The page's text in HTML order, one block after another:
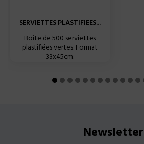
SERVIETTES PLASTIFIEES...
Boite de 500 serviettes
plastifiées vertes. Format
33x45cm.
Newsletter